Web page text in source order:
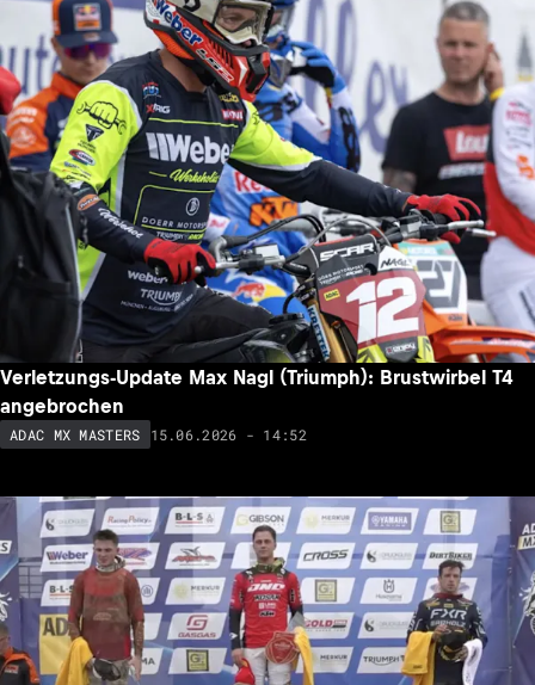
Verletzungs-Update Max Nagl (Triumph): Brustwirbel T4
angebrochen
ADAC MX MASTERS 15.06.2026 - 14:52